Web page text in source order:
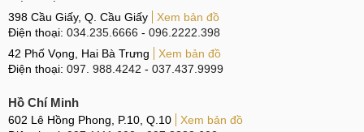
398 Cầu Giấy, Q. Cầu Giấy
Xem bản đồ
Điện thoại: 034.235.6666 - 096.2222.398
42 Phố Vọng, Hai Bà Trưng
Xem bản đồ
Điện thoại: 097. 988.4242 - 037.437.9999
Hồ Chí Minh
602 Lê Hồng Phong, P.10, Q.10
Xem bản đồ